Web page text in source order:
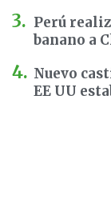
Perú
banano a
Nuevo
EE UU